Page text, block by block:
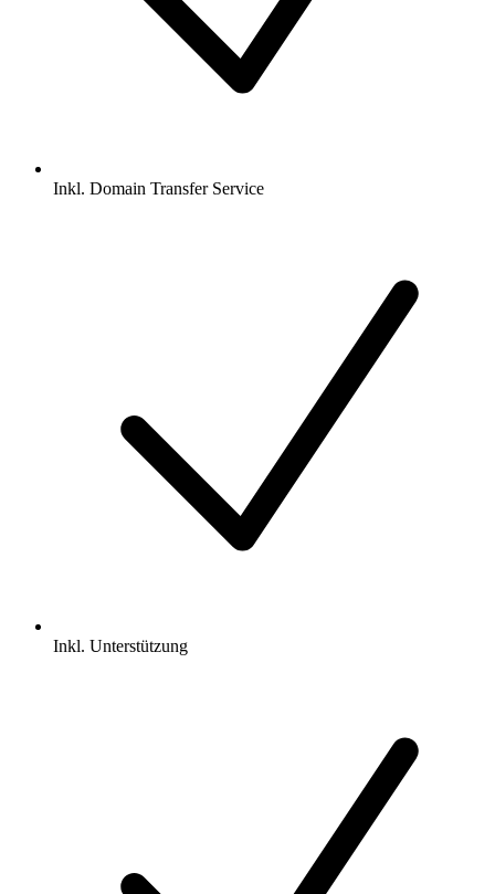
Inkl. Domain Transfer Service
Inkl. Unterstützung